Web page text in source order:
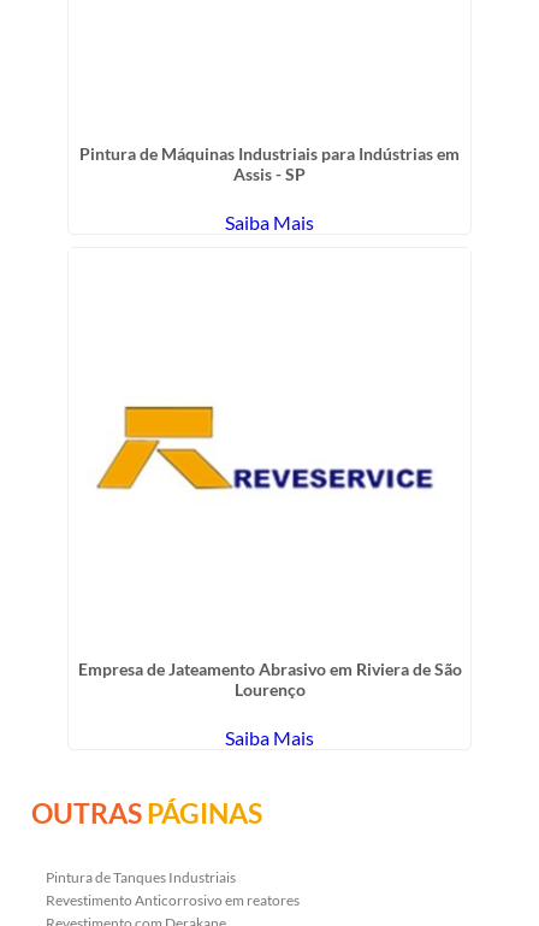
Pintura de Máquinas Industriais para Indústrias em
Assis - SP
Saiba Mais
Empresa de Jateamento Abrasivo em Riviera de São
Lourenço
Saiba Mais
OUTRASPÁGINAS
Pintura de Tanques Industriais
Revestimento Anticorrosivo em reatores